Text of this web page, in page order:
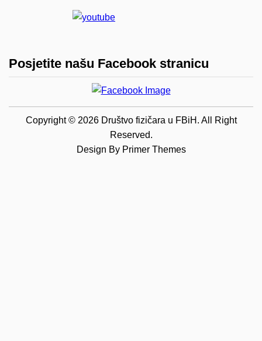
Posjetite našu Facebook stranicu
Copyright © 2026 Društvo fizičara u FBiH. All Right
Reserved.
Design By Primer Themes